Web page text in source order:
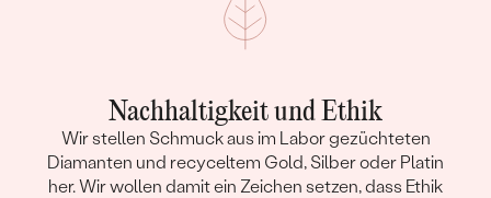
Nachhaltigkeit und Ethik
Wir stellen Schmuck aus im Labor gezüchteten
Diamanten und recyceltem Gold, Silber oder Platin
her. Wir wollen damit ein Zeichen setzen, dass Ethik